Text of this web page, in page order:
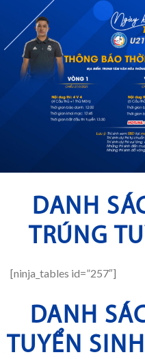
DANH
TRÚNG
[ninja_tables id=”257″]
DANH
TUYỂN